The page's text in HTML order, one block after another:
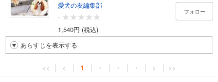
愛犬の友編集部
-
1,540円 (税込)
フォロー
あらすじを表示する
<< < 1 ・ ・ ・ > >>